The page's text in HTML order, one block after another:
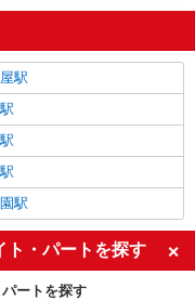
駅
駅
ト・パートを探す
ートを探す